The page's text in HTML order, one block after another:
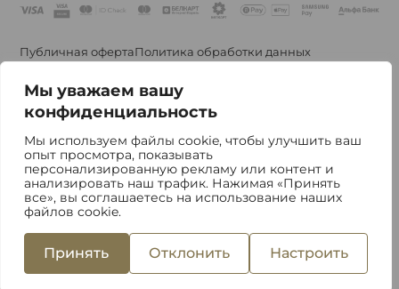
Мы уважаем вашу
конфиденциальность
Мы используем файлы cookie, чтобы улучшить ваш
опыт просмотра, показывать
персонализированную рекламу или контент и
анализировать наш трафик. Нажимая «Принять
все», вы соглашаетесь на использование наших
файлов cookie.
Настроить
Отклонить
Принять
Публичная офертаПолитика обработки данных
Политики обработки файлов cookie
Политика видеонаблюдения
Владелец Общество с Ограниченной Ответственностью
«Стефания Бьюти». Свидетельство о регистрации № 193011735
УНП 192828184. © ООО “Стефания Бьюти”. 2020-2026
Республика Беларусь, 220002, г. Минск, ул. Сторожовская, 6,
Государственная регистрация Минским горисполкомом от
24.09.2020
Фабрика Брендов
Разработка сайта